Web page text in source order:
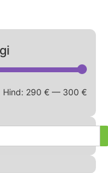
Hind: 290 € — 300 €